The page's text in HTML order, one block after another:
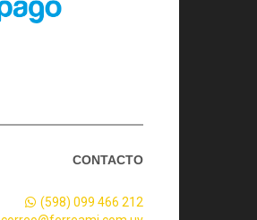
CONTACTO
(598) 099 466 212